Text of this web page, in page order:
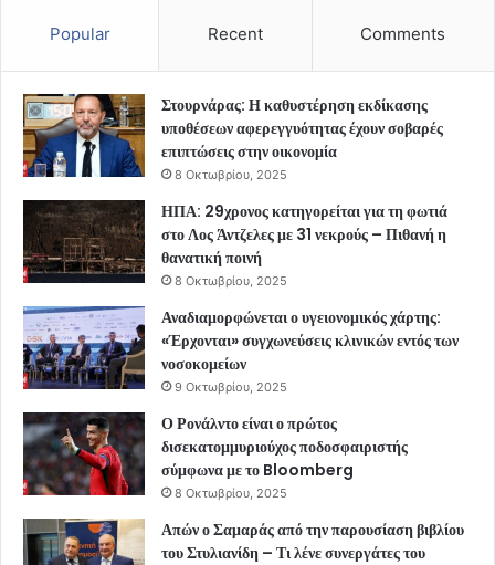
Popular Recent Comments
Στουρνάρας: Η καθυστέρηση εκδίκασης
υποθέσεων αφερεγγυότητας έχουν σοβαρές
επιπτώσεις στην οικονομία
8 Οκτωβρίου, 2025
ΗΠΑ: 29χρονος κατηγορείται για τη φωτιά
στο Λος Άντζελες με 31 νεκρούς – Πιθανή η
θανατική ποινή
8 Οκτωβρίου, 2025
Αναδιαμορφώνεται ο υγειονομικός χάρτης:
«Έρχονται» συγχωνεύσεις κλινικών εντός των
νοσοκομείων
9 Οκτωβρίου, 2025
Ο Ρονάλντο είναι ο πρώτος
δισεκατομμυριούχος ποδοσφαιριστής
σύμφωνα με το Bloomberg
8 Οκτωβρίου, 2025
Απών ο Σαμαράς από την παρουσίαση βιβλίου
του Στυλιανίδη – Τι λένε συνεργάτες του